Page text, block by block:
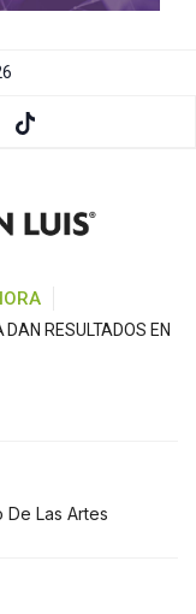
RESULTADOS EN
De Las Artes